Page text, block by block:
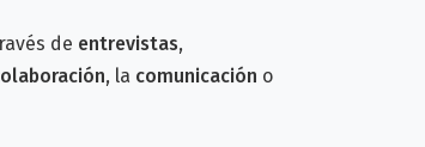
de entrevistas,
, la comunicación o